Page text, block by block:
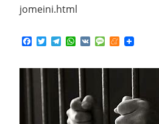
jomeini.html
Facebook
TwitterTelegram
WhatsApp
VK MessageMeneame